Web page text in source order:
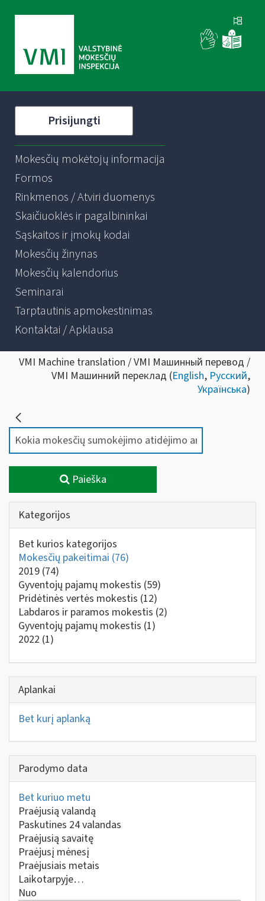
Prisijungti
Mokesčių mokėtojų informacija
Formos
Rinkmenos / Atviri duomenys
Skaičiuoklės ir pagalbininkai
Sąskaitos ir įmokų kodai
Mokesčių žinynas
Mokesčių kalendorius
Seminarai
Tarptautinis apmokestinimas
Kontaktai / Apklausa
VMI Machine translation / VMI Машинный перевод /
VMI Машинний переклад (English, Русский,
Українська)
Paieška
Kategorijos
Bet kurios kategorijos
Mokesčių pakeitimai (76)
2019 (74)
Gyventojų pajamų mokestis (59)
Pridėtinės vertės mokestis (12)
Labdaros ir paramos mokestis (2)
Gyventojų pajamų mokestis (1)
2022 (1)
Aplankai
Bet kurį aplanką
Parodymo data
Bet kuriuo metu
Praėjusią valandą
Paskutines 24 valandas
Praėjusią savaitę
Praėjusį mėnesį
Praėjusiais metais
Laikotarpyje…
Nuo